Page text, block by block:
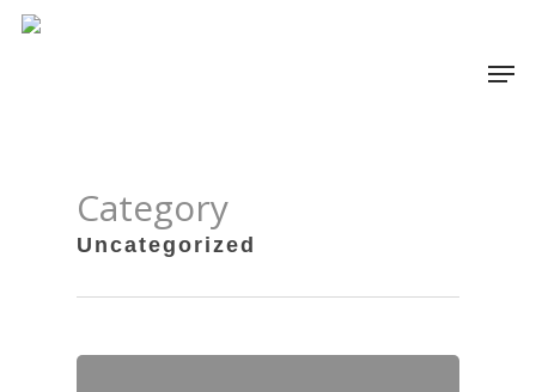
Category
Uncategorized